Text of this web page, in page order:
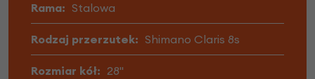
Rama: Stalowa
Rodzaj przerzutek: Shimano Claris 8s
Rozmiar kół: 28"